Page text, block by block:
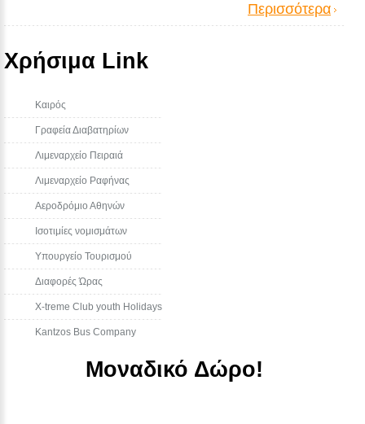
Περισσότερα
Χρήσιμα Link
Καιρός
Γραφεία Διαβατηρίων
Λιμεναρχείο Πειραιά
Λιμεναρχείο Ραφήνας
Αεροδρόμιο Αθηνών
Ισοτιμίες νομισμάτων
Υπουργείο Τουρισμού
Διαφορές Ώρας
Χ-treme Club youth Holidays
Kantzos Bus Company
Μοναδικό Δώρο!